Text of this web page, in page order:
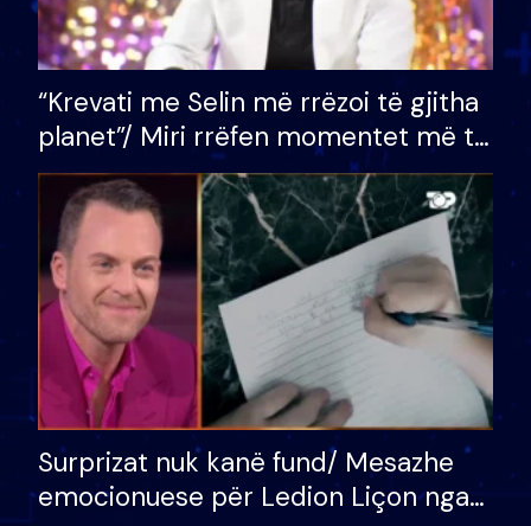
“Krevati me Selin më rrëzoi të gjitha
planet”/ Miri rrëfen momentet më të
bukura në shtëpinë e BB VIP: Do më
mungojë zilja e mëngjesit kur…
Surprizat nuk kanë fund/ Mesazhe
emocionuese për Ledion Liçon nga